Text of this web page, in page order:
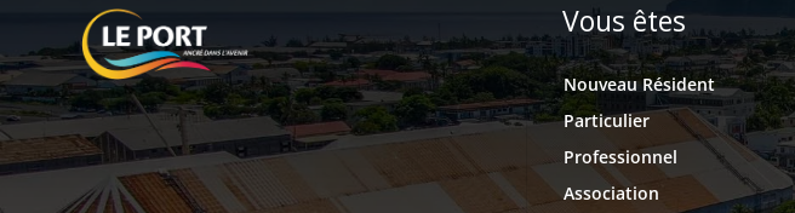
Vous êtes
Nouveau Résident
Particulier
Professionnel
Association